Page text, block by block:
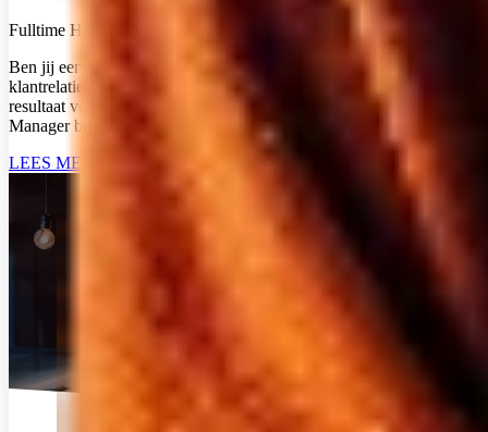
Fulltime Heerenveen
Ben jij een klantgerichte professional die energie krijgt van sterke
klantrelaties, commerciële kansen en het realiseren van zichtbaar
resultaat voor klanten? Solliciteer naar de functie van Client Succes
Manager bij FiscFree.
LEES MEER